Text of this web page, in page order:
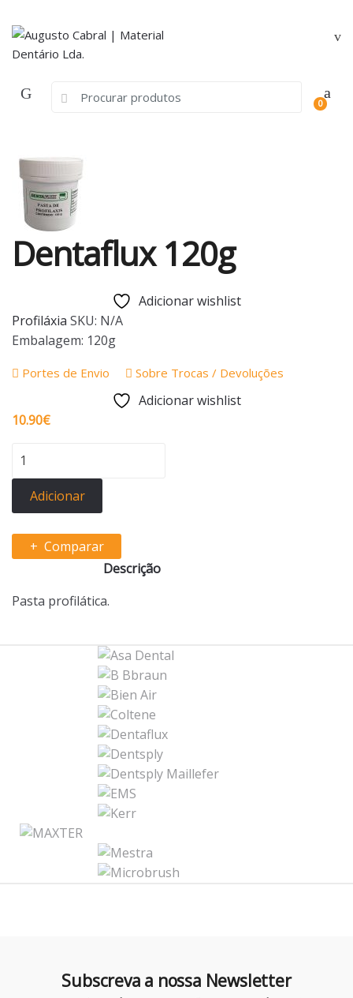
navigation
content
Search
0
Dentaflux 120g
Adicionar wishlist
Profiláxia SKU: N/A
Embalagem: 120g
Portes de Envio Sobre Trocas / Devoluções
Adicionar wishlist
10.90€
Quantidade
de
Dentaflux
120g
Adicionar
Comparar
Descrição
Pasta profilática.
Subscreva a nossa Newsletter